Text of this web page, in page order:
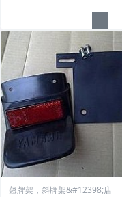
翹牌架，斜牌架&#12398;店